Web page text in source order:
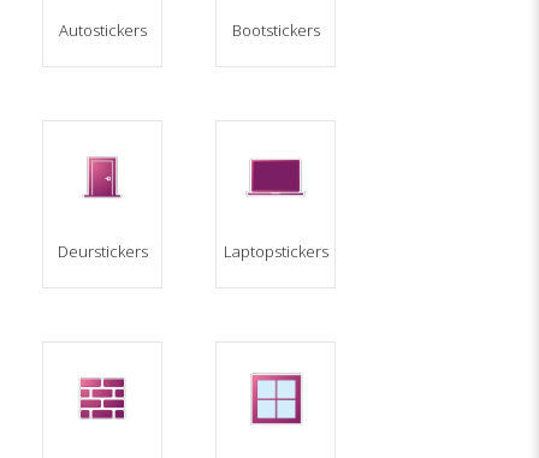
Autostickers Bootstickers
Deurstickers Laptopstickers